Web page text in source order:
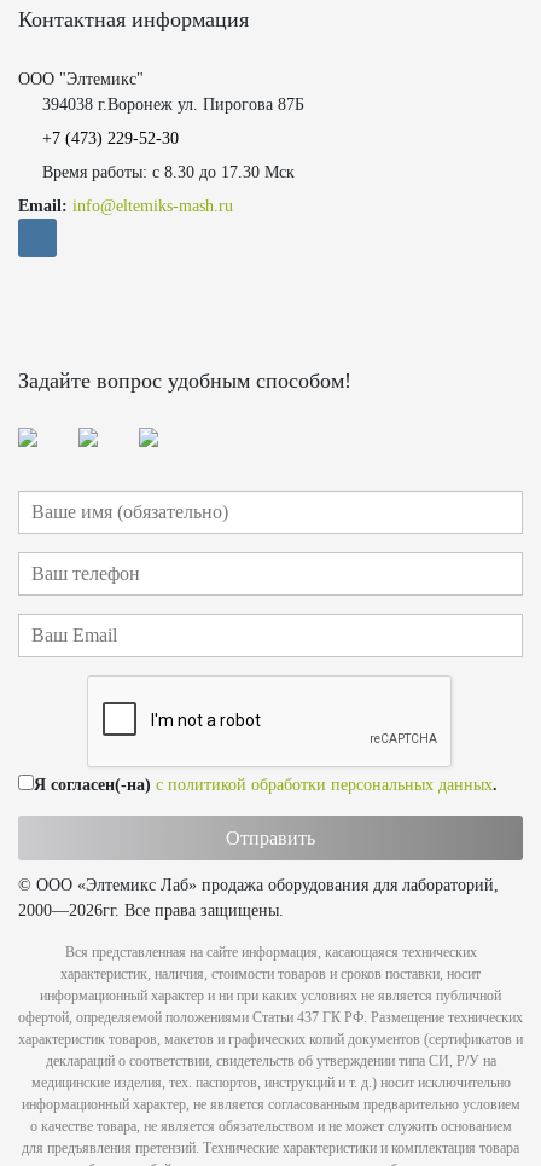
Контактная информация
ООО "Элтемикс"
394038 г.Воронеж ул. Пирогова 87Б
+7 (473) 229-52-30
Время работы: с 8.30 до 17.30 Мск
Email: info@eltemiks-mash.ru
Задайте вопрос удобным способом!
Я согласен(-на) с политикой обработки персональных данных.
© ООО «Элтемикс Лаб» продажа оборудования для лабораторий,
2000—2026гг. Все права защищены.
Вся представленная на сайте информация, касающаяся технических
характеристик, наличия, стоимости товаров и сроков поставки, носит
информационный характер и ни при каких условиях не является публичной
офертой, определяемой положениями Статьи 437 ГК РФ. Размещение технических
характеристик товаров, макетов и графических копий документов (сертификатов и
деклараций о соответствии, свидетельств об утверждении типа СИ, Р/У на
медицинские изделия, тех. паспортов, инструкций и т. д.) носит исключительно
информационный характер, не является согласованным предварительно условием
о качестве товара, не является обязательством и не может служить основанием
для предъявления претензий. Технические характеристики и комплектация товара